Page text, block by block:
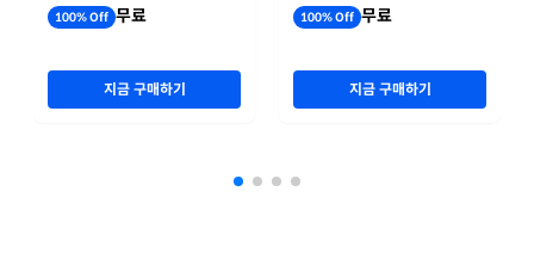
100% Off 무료
지금 구매하기
100% Off 무료
지금 구매하기